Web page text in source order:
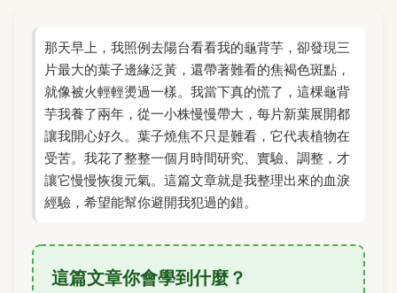
那天早上，我照例去陽台看看我的龜背芋，卻發現三
片最大的葉子邊緣泛黃，還帶著難看的焦褐色斑點，
就像被火輕輕燙過一樣。我當下真的慌了，這棵龜背
芋我養了兩年，從一小株慢慢帶大，每片新葉展開都
讓我開心好久。葉子燒焦不只是難看，它代表植物在
受苦。我花了整整一個月時間研究、實驗、調整，才
讓它慢慢恢復元氣。這篇文章就是我整理出來的血淚
經驗，希望能幫你避開我犯過的錯。
這篇文章你會學到什麼？